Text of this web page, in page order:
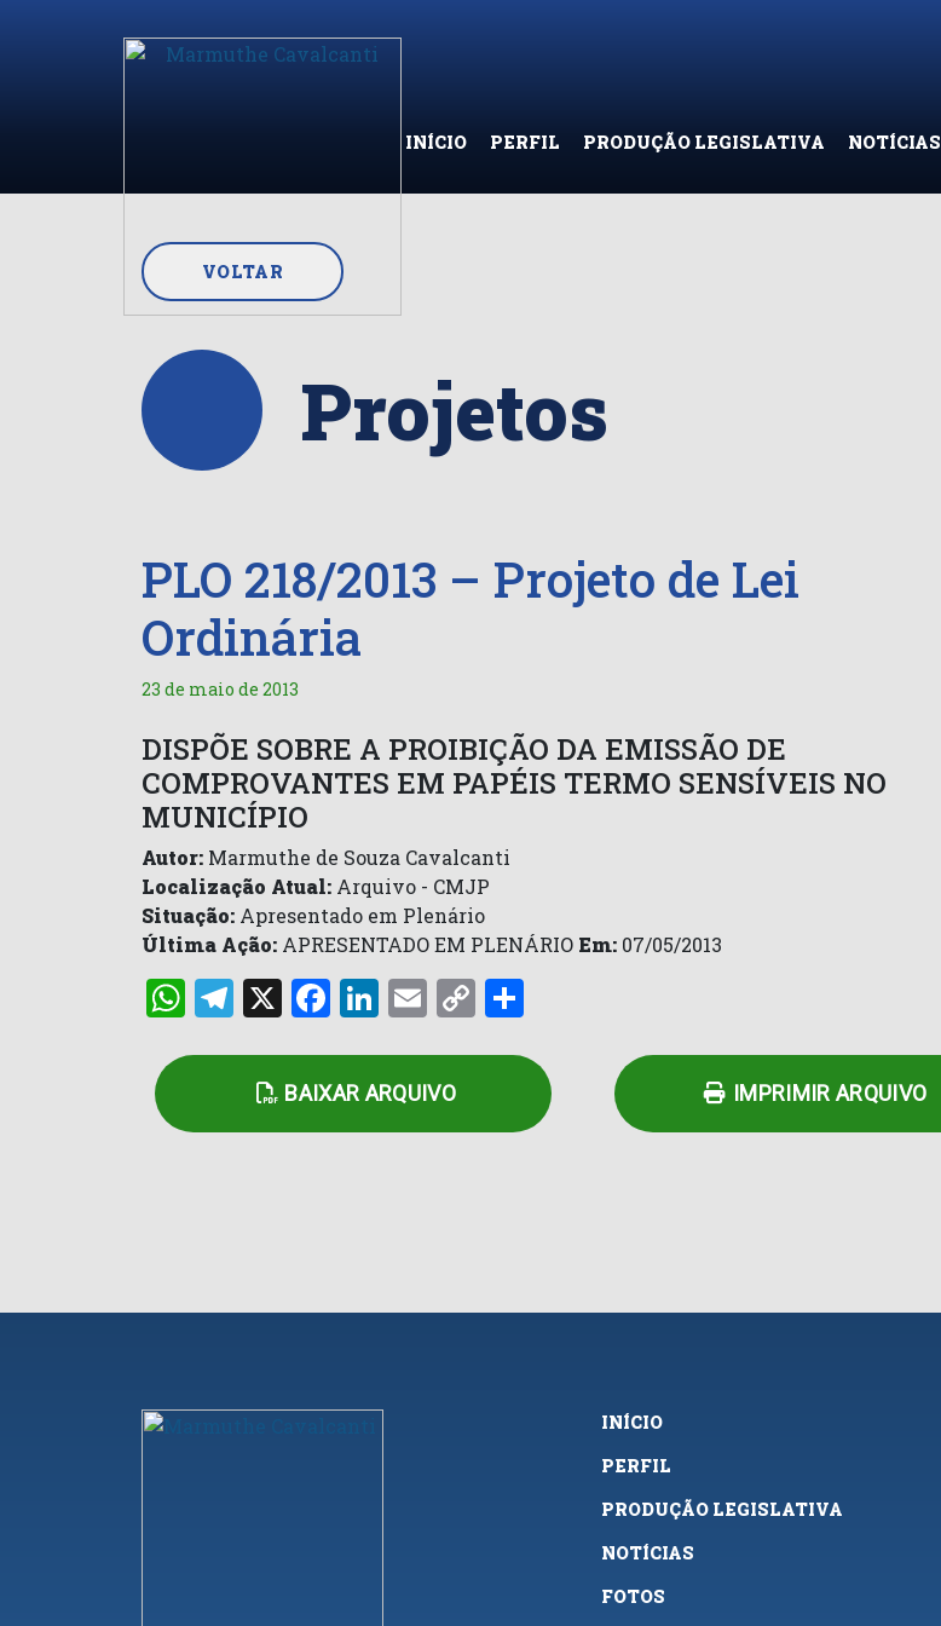
INÍCIO PERFIL PRODUÇÃO LEGISLATIVA NOTÍCIAS
VOLTAR
Projetos
PLO 218/2013 – Projeto de Lei
Ordinária
23 de maio de 2013
DISPÕE SOBRE A PROIBIÇÃO DA EMISSÃO DE
COMPROVANTES EM PAPÉIS TERMO SENSÍVEIS NO
MUNICÍPIO
Autor: Marmuthe de Souza Cavalcanti
Localização Atual: Arquivo - CMJP
Situação: Apresentado em Plenário
Última Ação: APRESENTADO EM PLENÁRIO Em: 07/05/2013
WhatsApp
Telegram
X Facebook
LinkedIn
Email
Copy
BAIXAR ARQUIVO IMPRIMIR ARQUIVO
INÍCIO
PERFIL
PRODUÇÃO LEGISLATIVA
NOTÍCIAS
FOTOS